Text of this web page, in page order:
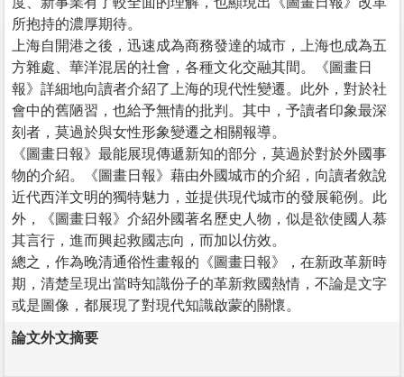
所抱持的濃厚期待。
上海自開港之後，迅速成為商務發達的城市，上海也成為五
方雜處、華洋混居的社會，各種文化交融其間。《圖畫日
報》詳細地向讀者介紹了上海的現代性變遷。此外，對於社
會中的舊陋習，也給予無情的批判。其中，予讀者印象最深
刻者，莫過於與女性形象變遷之相關報導。
《圖畫日報》最能展現傳遞新知的部分，莫過於對於外國事
物的介紹。《圖畫日報》藉由外國城市的介紹，向讀者敘說
近代西洋文明的獨特魅力，並提供現代城市的發展範例。此
外，《圖畫日報》介紹外國著名歷史人物，似是欲使國人慕
其言行，進而興起救國志向，而加以仿效。
總之，作為晚清通俗性畫報的《圖畫日報》，在新政革新時
期，清楚呈現出當時知識份子的革新救國熱情，不論是文字
或是圖像，都展現了對現代知識啟蒙的關懷。
論文外文摘要